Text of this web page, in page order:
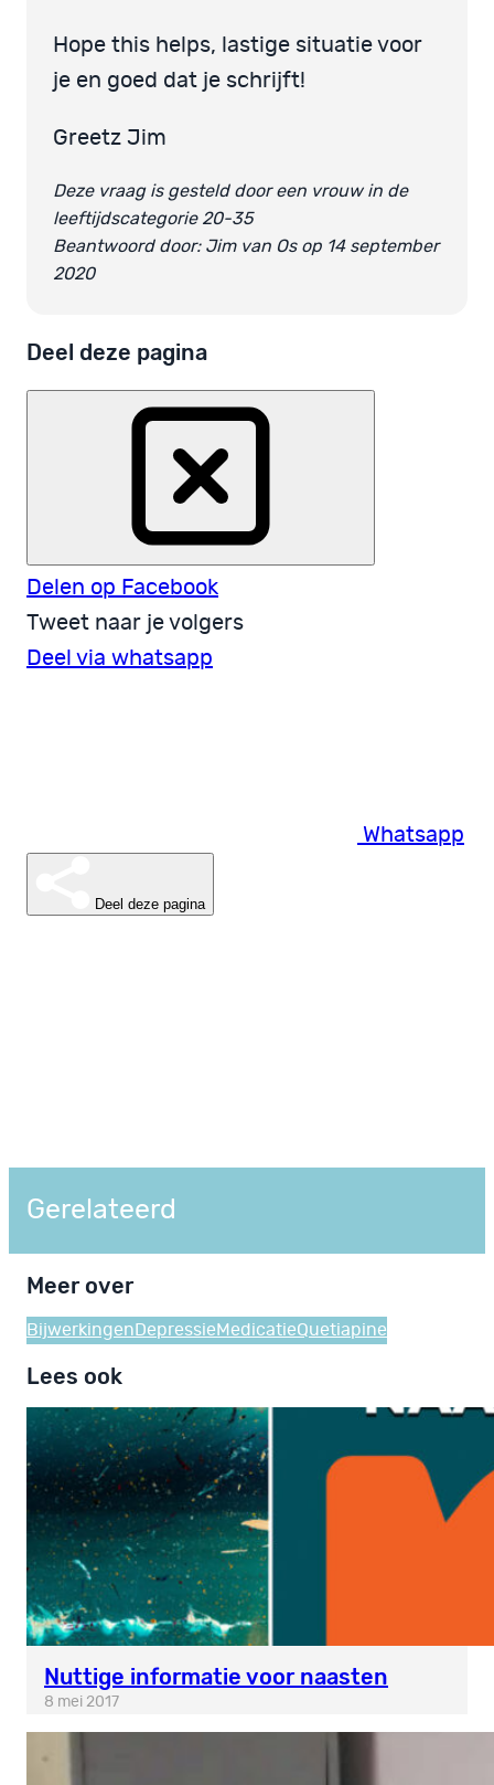
Hope this helps, lastige situatie voor
je en goed dat je schrijft!
Greetz Jim
Deze vraag is gesteld door een vrouw in de
leeftijdscategorie 20-35
Beantwoord door: Jim van Os op 14 september
2020
Deel deze pagina
Delen op Facebook
Tweet naar je volgers
Deel via whatsapp
Whatsapp
Deel deze pagina
Gerelateerd
Meer over
Bijwerkingen Depressie MedicatieQuetiapine
Lees ook
Nuttige informatie voor naasten
8 mei 2017